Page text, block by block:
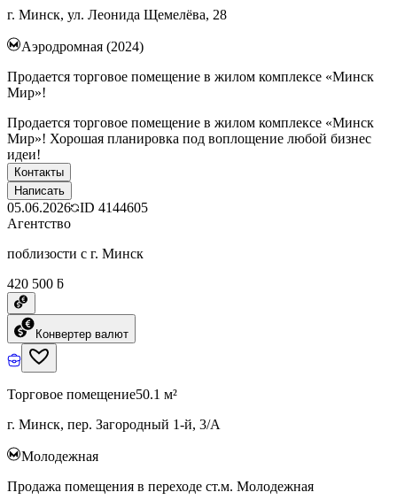
г. Минск, ул. Леонида Щемелёва, 28
Аэродромная (2024)
Продается торговое помещение в жилом комплексе «Минск
Мир»!
Продается торговое помещение в жилом комплексе «Минск
Мир»! Хорошая планировка под воплощение любой бизнес
идеи!
Контакты
Написать
05.06.2026 ID 4144605
Агентство
поблизости с г. Минск
420 500 ƃ
Конвертер валют
Торговое помещение50.1 м²
г. Минск, пер. Загородный 1-й, 3/А
Молодежная
Продажа помещения в переходе ст.м. Молодежная